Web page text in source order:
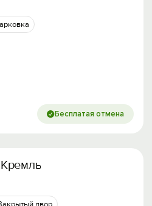
Бесплатая отмена